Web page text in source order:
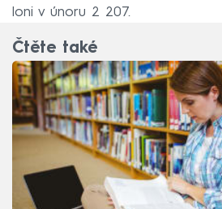
loni v únoru 2 207.
Čtěte také